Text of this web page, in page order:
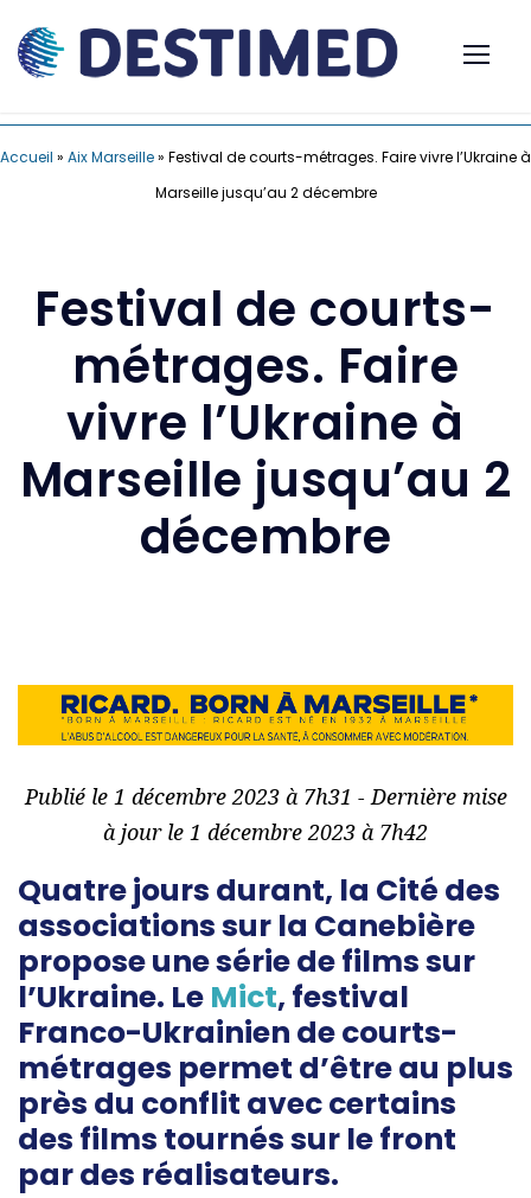
Accueil » Aix Marseille» Festival de courts-métrages. Faire vivre l’Ukraine à
Marseille jusqu’au 2 décembre
Festival de courts-
métrages. Faire
vivre l’Ukraine à
Marseille jusqu’au 2
décembre
Publié le 1 décembre 2023 à 7h31 - Dernière mise
à jour le 1 décembre 2023 à 7h42
Quatre jours durant, la Cité des
associations sur la Canebière
propose une série de films sur
l’Ukraine. Le Mict, festival
Franco-Ukrainien de courts-
métrages permet d’être au plus
près du conflit avec certains
des films tournés sur le front
par des réalisateurs.